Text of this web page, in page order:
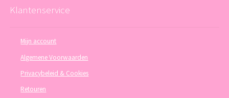
Klantenservice
Mijn account
Algemene Voorwaarden
Privacybeleid & Cookies
Retouren